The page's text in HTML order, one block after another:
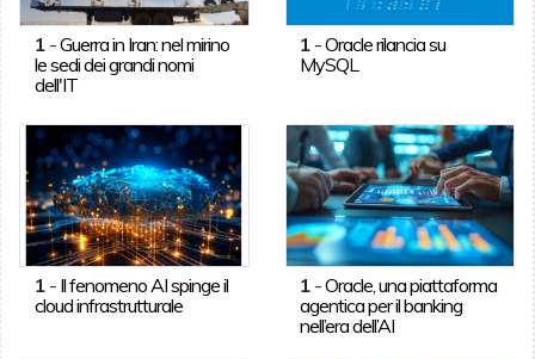
1-Guerra in Iran: nel mirino
le sedi dei grandi nomi
dell'IT
1 -Oracle rilancia su
MySQL
1- Il fenomeno AI spinge il
cloud infrastrutturale
1 -Oracle, una piattaforma
agentica per il banking
nell’era dell’AI